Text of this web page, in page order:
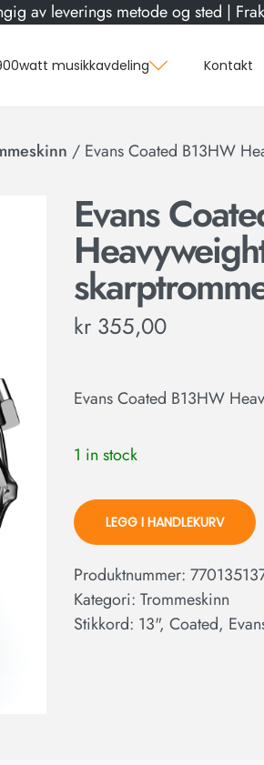
av leverings metode og sted |
musikkavdeling Kontakt
/ Evans Coated B13HW
Evans
kr 355,00
Evans Coated B13HW
1 in stock
LEGG I HANDLEKURV
Produktnummer:
Kategori: Trommeskinn
Stikkord: 13", Coated,